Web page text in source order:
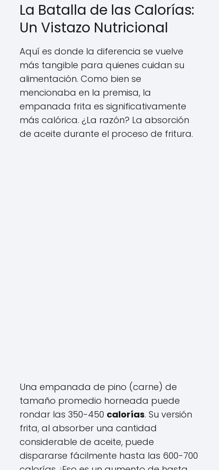
La Batalla de las Calorías:
Un Vistazo Nutricional
Aquí es donde la diferencia se vuelve
más tangible para quienes cuidan su
alimentación. Como bien se
mencionaba en la premisa, la
empanada frita es significativamente
más calórica. ¿La razón? La absorción
de aceite durante el proceso de fritura.
Una empanada de pino (carne) de
tamaño promedio horneada puede
rondar las 350-450 calorías. Su versión
frita, al absorber una cantidad
considerable de aceite, puede
dispararse fácilmente hasta las 600-700